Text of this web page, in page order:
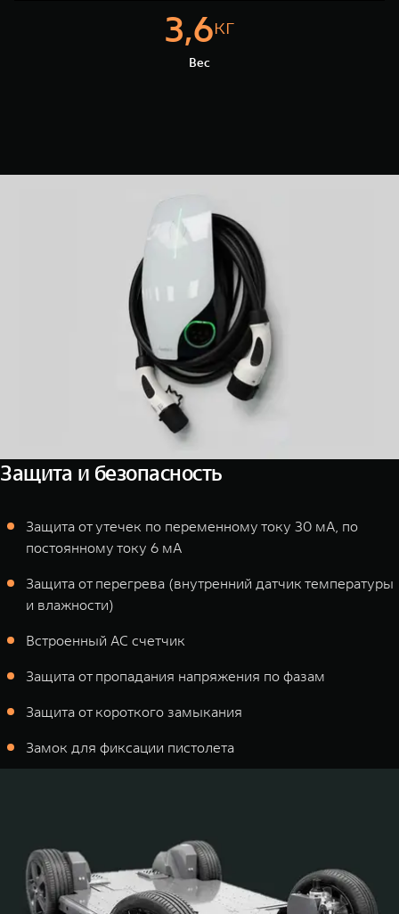
3,6кг
Вес
Защита и безопасность
Защита от утечек по переменному току 30 мА, по
постоянному току 6 мА
Защита от перегрева (внутренний датчик температуры
и влажности)
Встроенный AC счетчик
Защита от пропадания напряжения по фазам
Защита от короткого замыкания
Замок для фиксации пистолета